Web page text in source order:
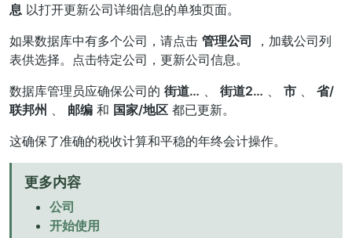
息 以打开更新公司详细信息的单独页面。
如果数据库中有多个公司，请点击 管理公司 ，加载公司列
表供选择。点击特定公司，更新公司信息。
数据库管理员应确保公司的 街道… 街道2… 市
省/
联邦州
邮编 和 国家/地区 都已更新。
这确保了准确的税收计算和平稳的年终会计操作。
更多内容
公司
开始使用